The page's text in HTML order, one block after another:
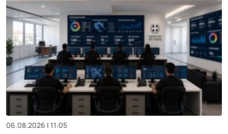
06.08.2026 | 11:05